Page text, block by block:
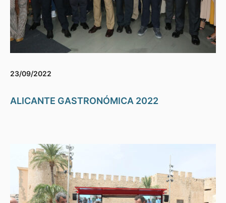
23/09/2022
ALICANTE GASTRONÓMICA 2022